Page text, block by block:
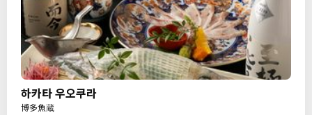
하카타 우오쿠라
博多魚蔵